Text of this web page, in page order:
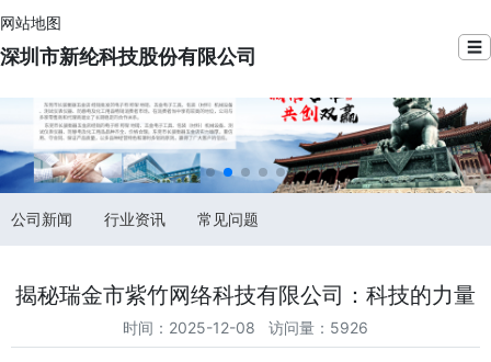
网站地图
深圳市新纶科技股份有限公司 ☰
公司新闻 行业资讯 常见问题
揭秘瑞金市紫竹网络科技有限公司：科技的力量
时间：2025-12-08 访问量：5926